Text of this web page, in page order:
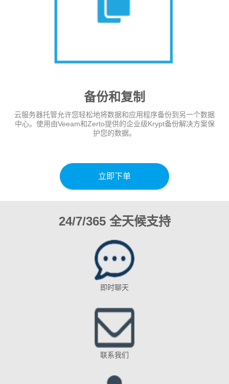
备份和复制
云服务器托管允许您轻松地将数据和应用程序备份到另一个数据
中心。使用由Veeam和Zerto提供的企业级Krypt备份解决方案保
护您的数据。
立即下单
24/7/365 全天候支持
即时聊天
联系我们